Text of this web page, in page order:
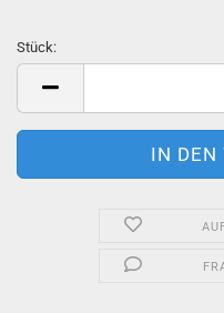
Stück:
Stück